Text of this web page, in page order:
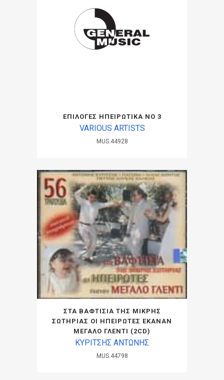
ΕΠΙΛΟΓΕΣ ΗΠΕΙΡΩΤΙΚΑ ΝΟ 3
VARIOUS ARTISTS
MUS.44928
ΣΤΑ ΒΑΦΤΙΣΙΑ ΤΗΣ ΜΙΚΡΗΣ
ΣΩΤΗΡΙΑΣ ΟΙ ΗΠΕΙΡΩΤΕΣ ΕΚΑΝΑΝ
ΜΕΓΑΛΟ ΓΛΕΝΤΙ (2CD)
ΚΥΡΙΤΣΗΣ ΑΝΤΩΝΗΣ
MUS.44798